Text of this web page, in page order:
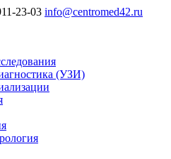
23-03 info@centromed42.ru
(УЗИ)